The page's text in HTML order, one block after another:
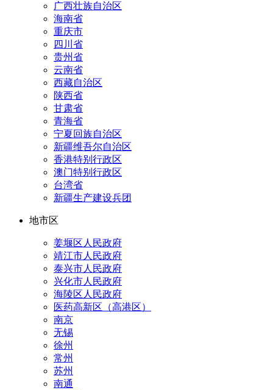
广西壮族自治区
海南省
重庆市
四川省
贵州省
云南省
西藏自治区
陕西省
甘肃省
青海省
宁夏回族自治区
新疆维吾尔自治区
香港特别行政区
澳门特别行政区
台湾省
新疆生产建设兵团
地市区
姜堰区人民政府
靖江市人民政府
泰兴市人民政府
兴化市人民政府
海陵区人民政府
医药高新区（高港区）
南京
无锡
徐州
常州
苏州
南通